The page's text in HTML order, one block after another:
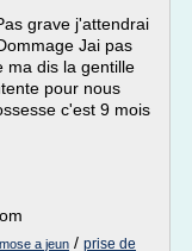
grave j'attendrai
Jai pas
ma dis la gentille
pour nous
c'est 9 mois
a jeun / prise de